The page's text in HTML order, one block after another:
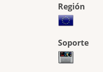
Región
Soporte